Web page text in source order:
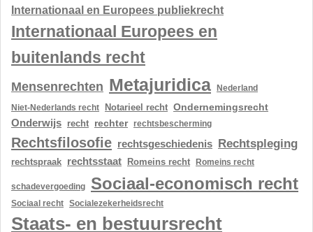
Internationaal en Europees publiekrecht
Internationaal Europees en
buitenlands recht
Mensenrechten Metajuridica
Nederland
Niet-Nederlands recht
Notarieel recht Ondernemingsrecht
Onderwijs recht rechter rechtsbescherming
Rechtsfilosofie rechtsgeschiedenis Rechtspleging
rechtspraak rechtsstaat Romeins recht Romeins recht
schadevergoeding Sociaal-economisch recht
Sociaal recht Socialezekerheidsrecht
Staats- en bestuursrecht